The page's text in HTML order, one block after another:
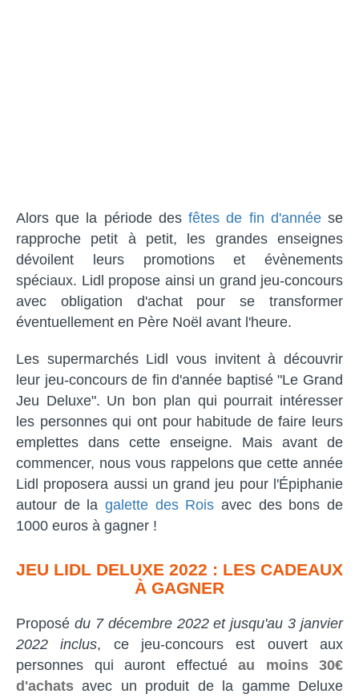
Alors que la période desfêtes de fin d'annéese
rapproche petit à petit, les grandes enseignes
dévoilent leurs promotions et évènements
spéciaux. Lidl propose ainsi un grand jeu-concours
avec obligation d'achat pour se transformer
éventuellement en Père Noël avant l'heure.
Les supermarchés Lidl vous invitent à découvrir
leur jeu-concours de fin d'année baptisé "Le Grand
Jeu Deluxe". Un bon plan qui pourrait intéresser
les personnes qui ont pour habitude de faire leurs
emplettes dans cette enseigne. Mais avant de
commencer, nous vous rappelons que cette année
Lidl proposera aussi un grand jeu pour l'Épiphanie
autour de la galette des Rois avec des bons de
1000 euros à gagner !
JEU LIDL DELUXE 2022 : LES CADEAUX
À GAGNER
Proposé du 7 décembre 2022 et jusqu'au 3 janvier
2022 inclus, ce jeu-concours est ouvert aux
personnes qui auront effectué au moins 30€
d'achats avec un produit de la gamme Deluxe